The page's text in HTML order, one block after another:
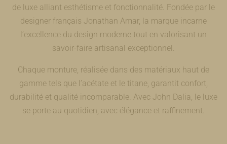
de luxe alliant esthétisme et fonctionnalité. Fondée par le
designer français Jonathan Amar, la marque incarne
l’excellence du design moderne tout en valorisant un
savoir-faire artisanal exceptionnel.
Chaque monture, réalisée dans des matériaux haut de
gamme tels que l’acétate et le titane, garantit confort,
durabilité et qualité incomparable. Avec John Dalia, le luxe
se porte au quotidien, avec élégance et raffinement.